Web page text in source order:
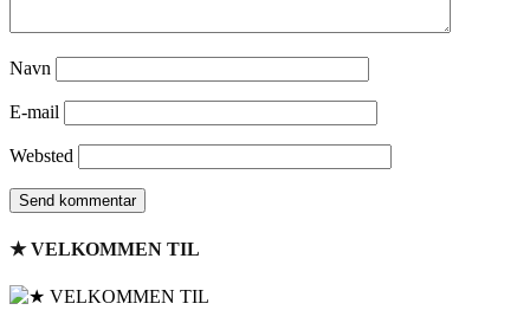
Navn
E-mail
Websted
★ VELKOMMEN TIL